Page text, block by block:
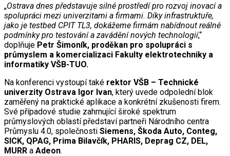
„Ostrava dnes představuje silné prostředí pro rozvoj inovací a
spolupráci mezi univerzitami a firmami. Díky infrastruktuře,
jako je testbed CPIT TL3, dokážeme firmám nabídnout reálné
podmínky pro testování a zavádění nových technologií,“
doplňuje Petr Šimoník, proděkan pro spolupráci s
průmyslem a komercializaci Fakulty elektrotechniky a
informatiky VŠB-TUO.
Na konferenci vystoupí také rektor VŠB – Technické
univerzity Ostrava Igor Ivan, který uvede odpolední blok
zaměřený na praktické aplikace a konkrétní zkušenosti firem.
Své případové studie zahrnující široké spektrum
průmyslových oblastí představí partneři Národního centra
Průmyslu 4.0, společnosti Siemens, Škoda Auto, Conteg,
SICK, QPAG, Prima Bilavčík, PHARIS, Deprag CZ, DEL,
MURR a Adeon.